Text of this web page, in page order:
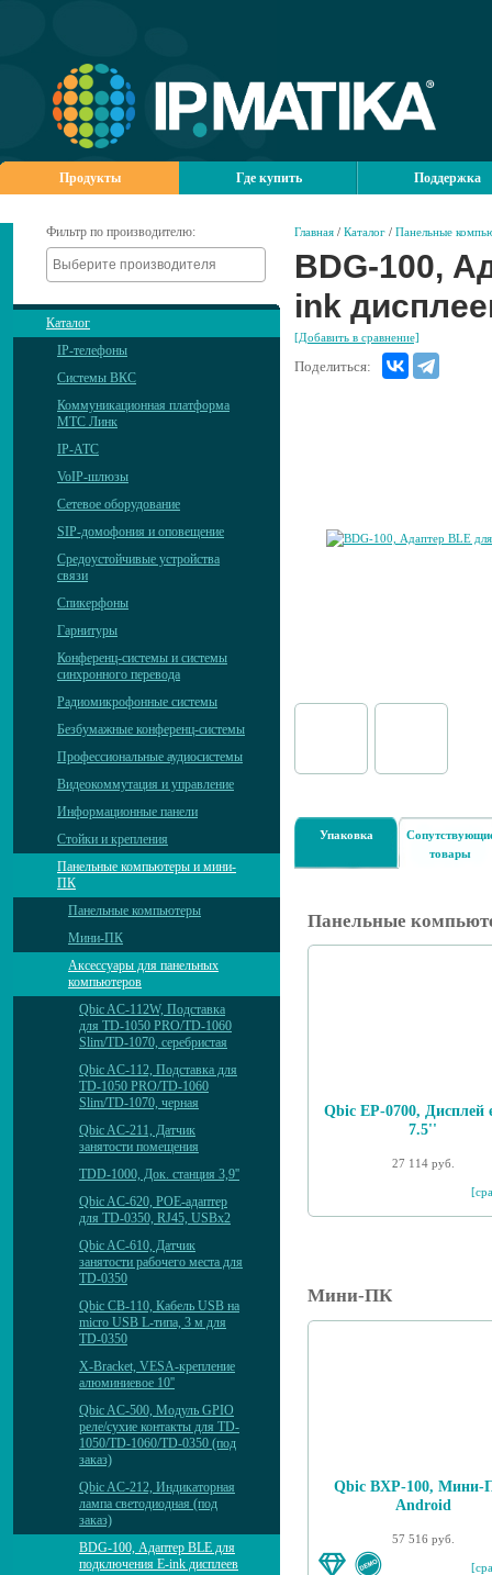
Продукты Где купить Поддержка
Фильтр по производителю:
Каталог
IP-телефоны
Системы ВКС
Коммуникационная платформа
МТС Линк
IP-АТС
VoIP-шлюзы
Сетевое оборудование
SIP-домофония и оповещение
Средоустойчивые устройства
связи
Спикерфоны
Гарнитуры
Конференц-системы и системы
синхронного перевода
Радиомикрофонные системы
Безбумажные конференц-системы
Профессиональные аудиосистемы
Видеокоммутация и управление
Информационные панели
Стойки и крепления
Панельные компьютеры и мини-
ПК
Панельные компьютеры
Мини-ПК
Аксессуары для панельных
компьютеров
Qbic AC-112W, Подставка
для TD-1050 PRO/TD-1060
Slim/TD-1070, серебристая
Qbic AC-112, Подставка для
TD-1050 PRO/TD-1060
Slim/TD-1070, черная
Qbic AC-211, Датчик
занятости помещения
TDD-1000, Док. станция 3,9''
Qbic AC-620, POE-адаптер
для TD-0350, RJ45, USBx2
Qbic AC-610, Датчик
занятости рабочего места для
TD-0350
Qbic CB-110, Кабель USB на
micro USB L-типа, 3 м для
TD-0350
X-Bracket, VESA-крепление
алюминиевое 10''
Qbic AC-500, Модуль GPIO
реле/сухие контакты для TD-
1050/TD-1060/TD-0350 (под
заказ)
Qbic AC-212, Индикаторная
лампа светодиодная (под
заказ)
BDG-100, Адаптер BLE для
подключения E-ink дисплеев
Главная / Каталог / Панельные
BDG-100,
ink
[Добавить в сравнение]
Поделиться:
Упаковка
товары
Панельные
Qbic EP-0700, Дисплей
7.5''
27 114 руб.
Мини-ПК
Qbic BXP-100, Мини-
Android
57 516 руб.